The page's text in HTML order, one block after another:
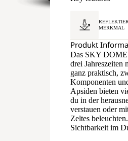
MERKMAL
Produkt
Das SKY DOME
drei Jahreszeiten
ganz praktisch,
Komponenten
Apsiden bieten
du in der
verstauen oder
Zeltes
Sichtbarkeit im